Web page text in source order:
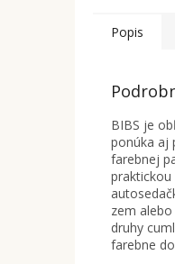
Popis
BIBS je
ponúka aj
farebnej
zem
druhy
farebne